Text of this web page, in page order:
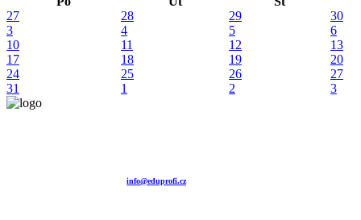
27
28 29
30
3
4 5
6
10
11 12
13
17
18 19
20
24
25 26
27
31
1 2 3
info@eduprofi.cz